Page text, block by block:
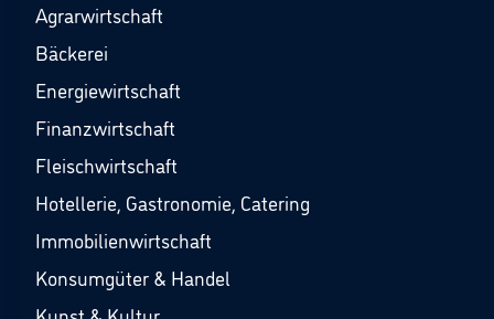
Agrarwirtschaft
Bäckerei
Energiewirtschaft
Finanzwirtschaft
Fleischwirtschaft
Hotellerie, Gastronomie, Catering
Immobilienwirtschaft
Konsumgüter & Handel